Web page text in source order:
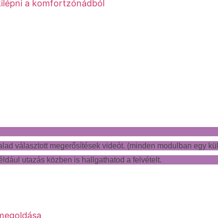
a komfortzónádból
választott megerősítések videót. (minden modulban egy
utazás közben is hallgathatod a felvételt.